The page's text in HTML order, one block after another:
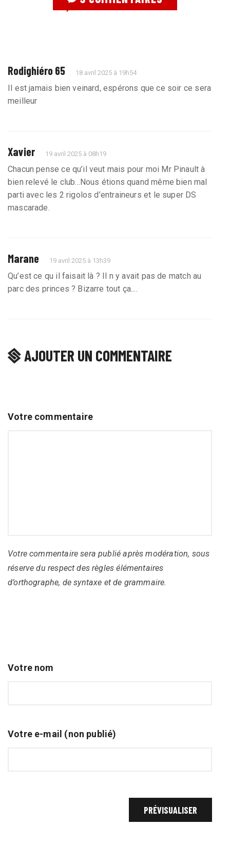
Rodighiéro 65 18 avril 2025 à 19h54
Il est jamais bien veinard, espérons que ce soir ce sera
meilleur
Xavier 19 avril 2025 à 08h19
Chacun pense ce qu’il veut mais pour moi Mr Pinault à
bien relevé le club...Nous étions quand même bien mal
parti avec les 2 rigolos d’entraineurs et le super DS
mascarade.
Marane 19 avril 2025 à 13h39
Qu’est ce qu il faisait là ? Il n y avait pas de match au
parc des princes ? Bizarre tout ça....
AJOUTER UN COMMENTAIRE
Votre commentaire
Votre commentaire sera publié après modération, sous
réserve du respect des règles élémentaires
d’orthographe, de syntaxe et de grammaire.
Votre nom
Votre e-mail (non publié)